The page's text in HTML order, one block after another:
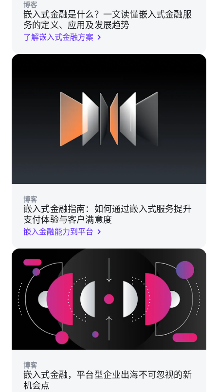
博客
嵌入式金融是什么？一文读懂嵌入式金融服
务的定义、应用及发展趋势
了解嵌入式金融方案
博客
嵌入式金融指南：如何通过嵌入式服务提升
支付体验与客户满意度
嵌入金融能力到平台
博客
嵌入式金融，平台型企业出海不可忽视的新
机会点